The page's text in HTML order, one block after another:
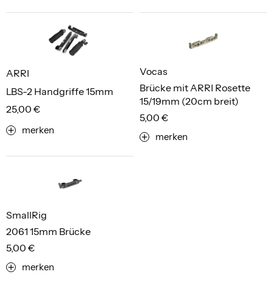
LBS-2 Handgriffe 15mm
ARRI
25,00 €
merken
Brücke mit ARRI Rosette
15/19mm (20cm breit)
Vocas
5,00 €
merken
2061 15mm Brücke
SmallRig
5,00 €
merken